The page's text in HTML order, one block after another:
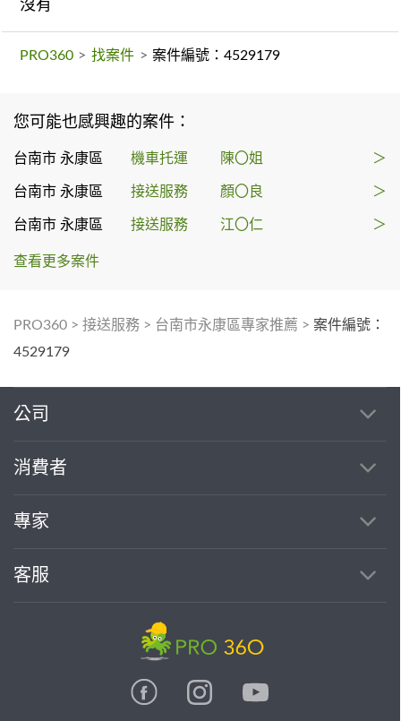
沒有
PRO360 > 找案件 > 案件編號：4529179
您可能也感興趣的案件：
台南市 永康區 機車托運 陳〇姐 ＞
台南市 永康區 接送服務 顏〇良 ＞
台南市 永康區 接送服務 江〇仁 ＞
查看更多案件
PRO360 > 接送服務 > 台南市永康區專家推薦 > 案件編號：
4529179
公司
消費者
專家
客服